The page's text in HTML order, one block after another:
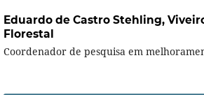
Eduardo de Castro Stehling,
Florestal
Coordenador de pesquisa em